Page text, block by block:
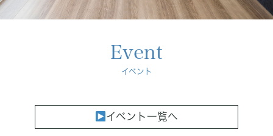
Concept コンセプト
Event
イベント
イベント一覧へ